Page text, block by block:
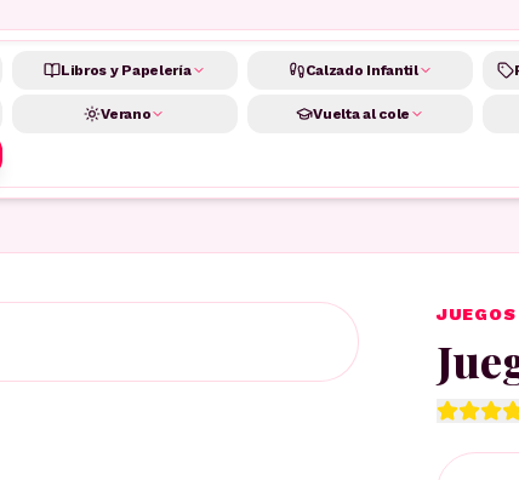
Libros y Papelería Calzado Infantil
Verano Vuelta al cole